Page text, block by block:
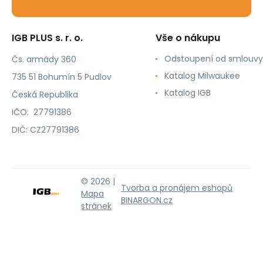
IGB PLUS s. r. o.
Čs. armády 360
735 51 Bohumín 5 Pudlov
Česká Republika
IČO: 27791386
DIČ: CZ27791386
Vše o nákupu
Odstoupení od smlouvy
Katalog Milwaukee
Katalog IGB
© 2026 |
Mapa
stránek
Tvorba a pronájem eshopů
BINARGON.cz